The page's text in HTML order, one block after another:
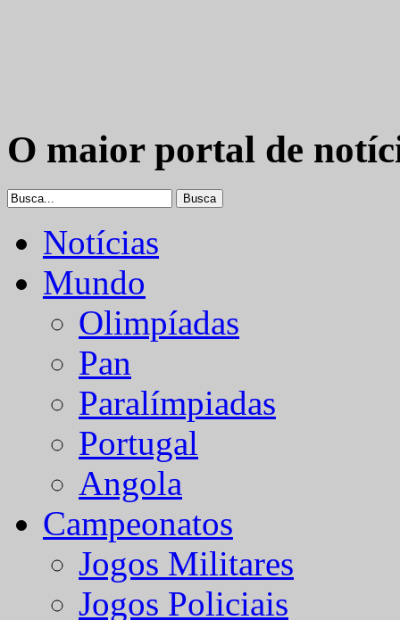
O maior portal de
Notícias
Mundo
Olimpíadas
Pan
Paralímpiadas
Portugal
Angola
Campeonatos
Jogos Militares
Jogos Policiais